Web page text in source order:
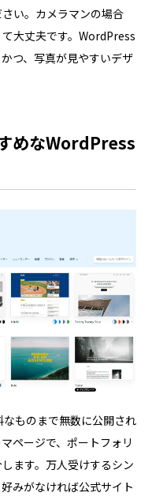
い。カメラマンの場合
大丈夫です。WordPress
つ、写真が見やすいデザ
めなWordPress
ものまで無数に公開され
ページで、ポートフォリ
ます。万人受けするシン
みがなければ公式サイト